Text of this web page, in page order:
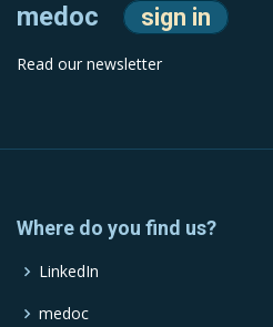
medoc sign in
Read our newsletter
Where do you find us?
LinkedIn
medoc